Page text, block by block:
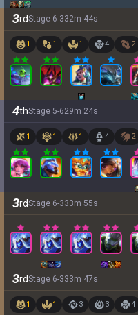
3rdStage 6-332m 44s
1 1 1 4 2
4thStage 5-629m 24s
1 1 1 4 2
3rdStage 6-333m 55s
3rdStage 6-333m 47s
1 1 3 3 4